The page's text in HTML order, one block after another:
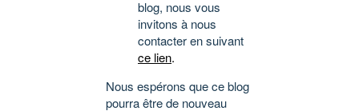
blog, nous vous
invitons à nous
contacter en suivant
ce lien.
Nous espérons que ce blog
pourra être de nouveau